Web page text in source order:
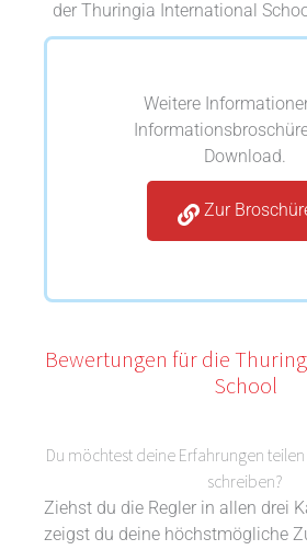
der Thuringia International
Weitere
Download.
Zur
Bewertungen für die
School
Du möchtest deine Erfahrungen
schreiben?
Ziehst du die Regler in allen drei
zeigst du deine höchstmögliche